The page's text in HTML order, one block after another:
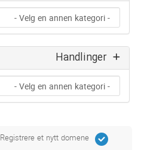
Registrere et nytt domene